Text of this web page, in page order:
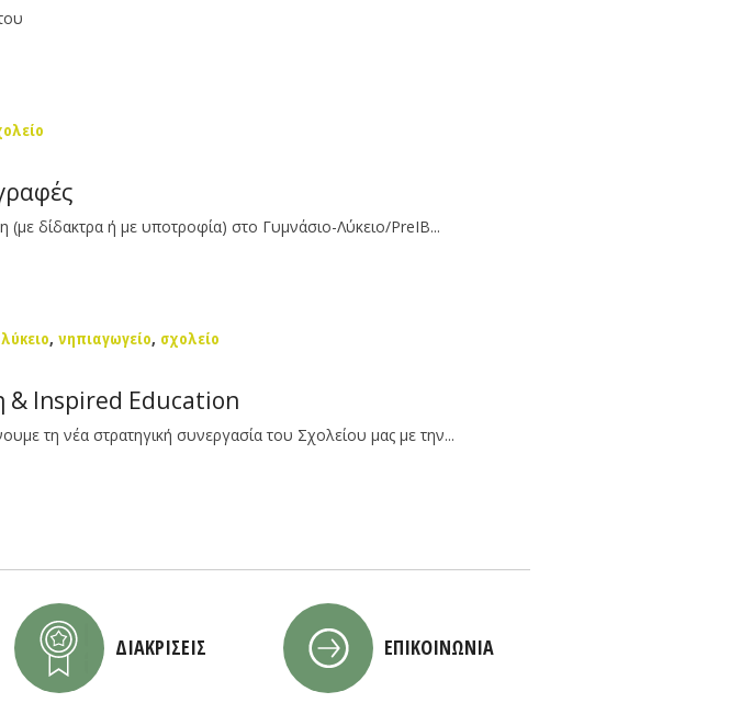
(με δίδακτρα ή με υποτροφία) στο Γυμνάσιο-Λύκειο/PreΙΒ...
λύκειο, νηπιαγωγείο, σχολείο
& Inspired Education
τη νέα στρατηγική συνεργασία του Σχολείου μας με την...
ΔΙΑΚΡΙΣΕΙΣ ΕΠΙΚΟΙΝΩΝΙΑ